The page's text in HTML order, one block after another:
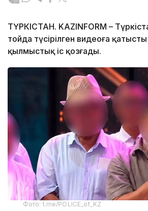
ТҮРКІСТАН. KAZINFORM –
тойда түсірілген видеоға
қылмыстық іс қозғады.
Фото: t.me/POLICE_of_KZ